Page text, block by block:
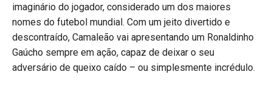
imaginário do jogador, considerado um dos maiores
nomes do futebol mundial. Com um jeito divertido e
descontraído, Camaleão vai apresentando um Ronaldinho
Gaúcho sempre em ação, capaz de deixar o seu
adversário de queixo caído – ou simplesmente incrédulo.